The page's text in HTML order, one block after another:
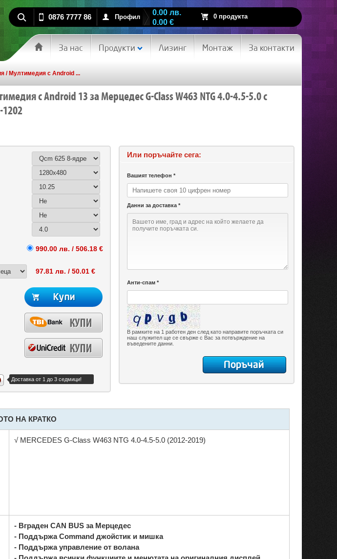
0876 7777 86 Профил 0 продукта
0.00 лв.
0.00 €
За нас Продукти Лизинг Монтаж За контакти
/ Мултимедия с Android ...
с Android 13 за Мерцедес G-Class W463 NTG 4.0-4.5-5.0 с
1202
990.00 лв. / 506.18 €
97.81 лв. / 50.01 €
Доставка от 1 до 3 седмици!
Или поръчайте сега:
Вашият телефон *
Данни за доставка *
Анти-спам *
В рамките на 1 работен ден след като направите поръчката си
наш служител ще се свърже с Вас за потвърждение на
въведените данни.
НА КРАТКО
√ MERCEDES G-Class W463 NTG 4.0-4.5-5.0 (2012-2019)
- Вграден CAN BUS за Мерцедес
- Поддържа Command джойстик и мишка
- Поддържа управление от волана